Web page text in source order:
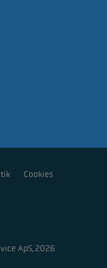
Cookies
ApS, 2026